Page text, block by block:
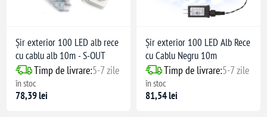
Șir exterior 100 LED alb rece
cu cablu alb 10m - S-OUT
Timp de livrare:5-7 zile
în stoc
78,39 lei
Șir exterior 100 LED Alb Rece
cu Cablu Negru 10m
Timp de livrare:5-7 zile
în stoc
81,54 lei